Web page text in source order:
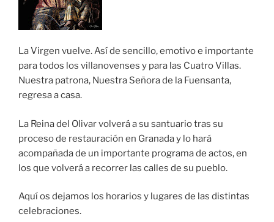
La Virgen vuelve. Así de sencillo, emotivo e importante
para todos los villanovenses y para las Cuatro Villas.
Nuestra patrona, Nuestra Señora de la Fuensanta,
regresa a casa.
La Reina del Olivar volverá a su santuario tras su
proceso de restauración en Granada y lo hará
acompañada de un importante programa de actos, en
los que volverá a recorrer las calles de su pueblo.
Aquí os dejamos los horarios y lugares de las distintas
celebraciones.